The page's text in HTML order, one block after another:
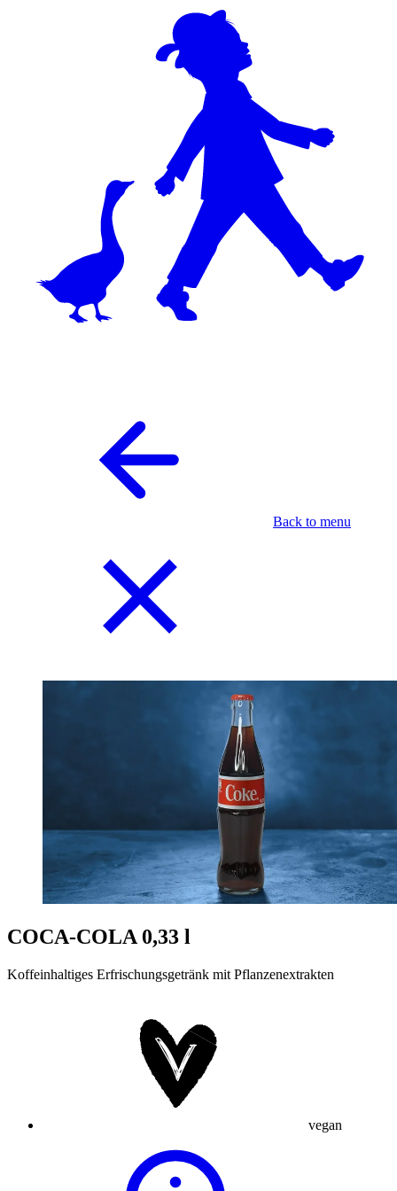
Back to menu
COCA-COLA 0,33 l
Koffeinhaltiges Erfrischungsgetränk mit Pflanzenextrakten
vegan